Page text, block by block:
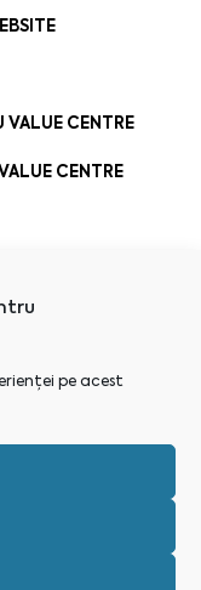
pe acest
CENTRE
CENTRE